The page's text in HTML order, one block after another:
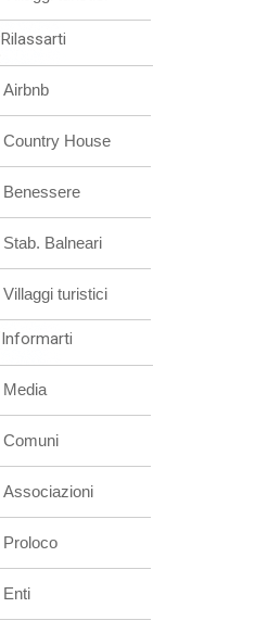
Rilassarti
Airbnb
Country House
Benessere
Stab. Balneari
Villaggi turistici
Informarti
Media
Comuni
Associazioni
Proloco
Enti